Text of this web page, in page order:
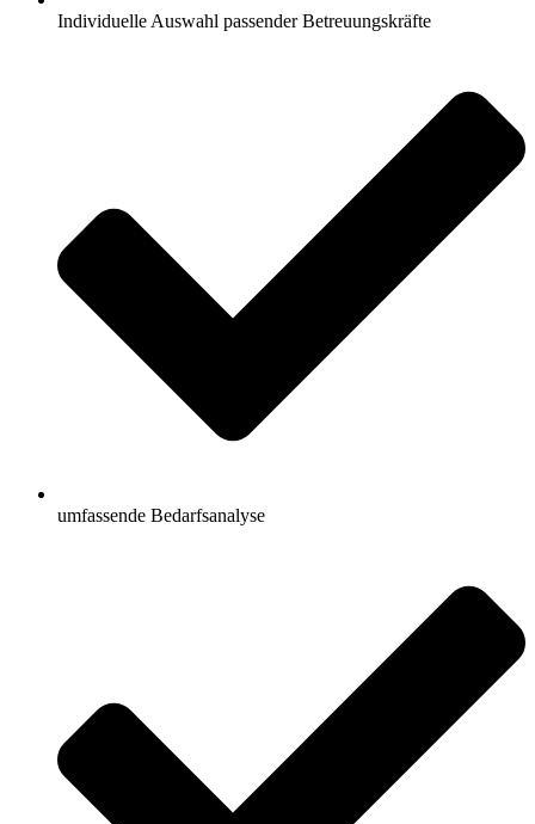
Individuelle Auswahl passender Betreuungskräfte
umfassende Bedarfsanalyse